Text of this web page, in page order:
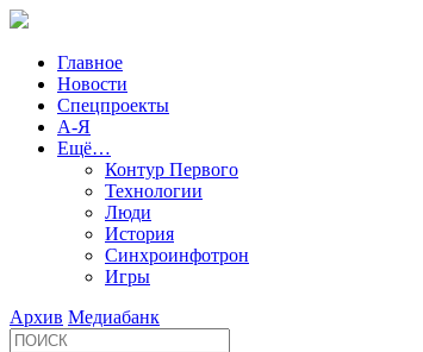
Главное
Новости
Спецпроекты
А-Я
Ещё…
Контур Первого
Технологии
Люди
История
Синхроинфотрон
Игры
Архив Медиабанк